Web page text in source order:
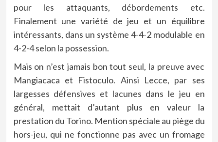
pour les attaquants, débordements etc.
Finalement une variété de jeu et un équilibre
intéressants, dans un système 4-4-2 modulable en
4-2-4 selon la possession.
Mais on n’est jamais bon tout seul, la preuve avec
Mangiacaca et Fistoculo. Ainsi Lecce, par ses
largesses défensives et lacunes dans le jeu en
général, mettait d’autant plus en valeur la
prestation du Torino. Mention spéciale au piège du
hors-jeu, qui ne fonctionne pas avec un fromage